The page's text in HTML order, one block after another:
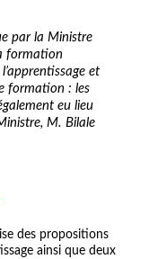
par la Ministre
formation
et
formation : les
eu lieu
M. Bilale
des propositions
ainsi que deux